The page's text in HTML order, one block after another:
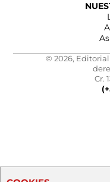
© 2026, Editorial
Cr.